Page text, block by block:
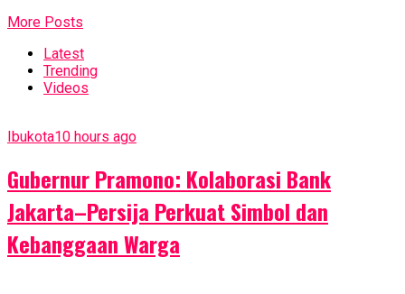
More Posts
Latest
Trending
Videos
Ibukota10 hours ago
Gubernur Pramono: Kolaborasi Bank
Jakarta–Persija Perkuat Simbol dan
Kebanggaan Warga